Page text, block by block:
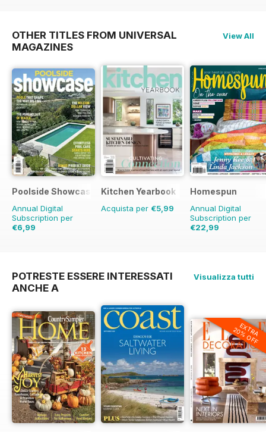
OTHER TITLES FROM UNIVERSAL
MAGAZINES
View All
Poolside Showcase
Annual Digital
Subscription per
€6,99
Kitchen Yearbook
Acquista per €5,99
Homespun
Annual Digital
Subscription per
€22,99
POTRESTE ESSERE INTERESSATI
ANCHE A
Visualizza tutti
EXTRA
20% OFF